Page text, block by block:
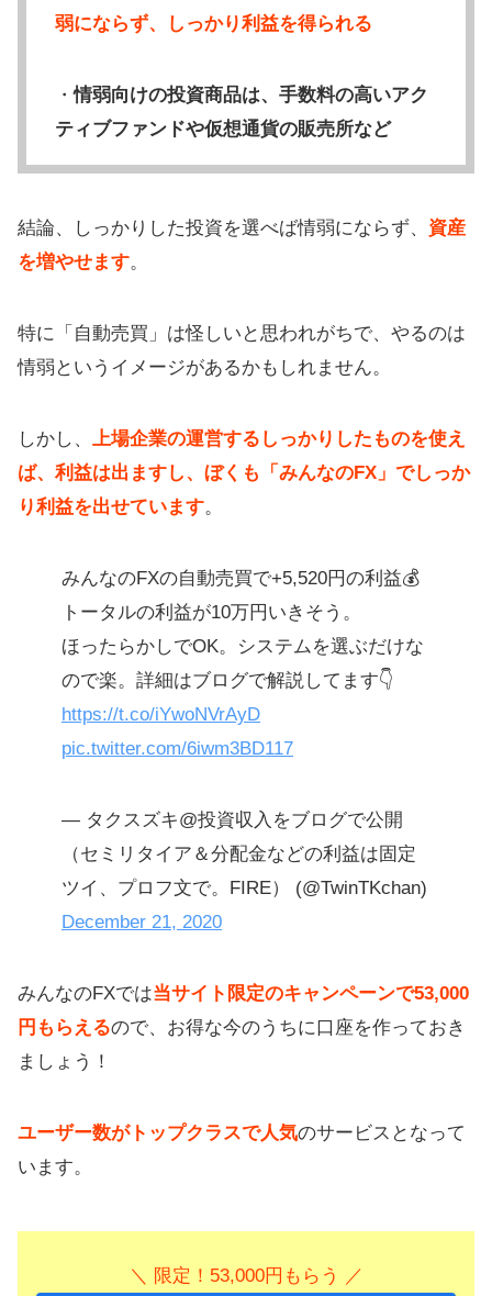
弱にならず、しっかり利益を得られる
・情弱向けの投資商品は、手数料の高いアク
ティブファンドや仮想通貨の販売所など
結論、しっかりした投資を選べば情弱にならず、 資産
を増やせます。
特に「自動売買」は怪しいと思われがちで、やるのは
情弱というイメージがあるかもしれません。
しかし、 上場企業の運営するしっかりしたものを使え
ば、利益は出ますし、ぼくも「みんなのFX」でしっか
り利益を出せています。
みんなのFXの自動売買で+5,520円の利益💰
トータルの利益が10万円いきそう。
ほったらかしでOK。システムを選ぶだけな
ので楽。詳細はブログで解説してます👇
https://t.co/iYwoNVrAyD
pic.twitter.com/6iwm3BD117
— タクスズキ@投資収入をブログで公開
（セミリタイア＆分配金などの利益は固定
ツイ、プロフ文で。FIRE） (@TwinTKchan)
December 21, 2020
みんなのFXでは当サイト限定のキャンペーンで53,000
円もらえるので、お得な今のうちに口座を作っておき
ましょう！
ユーザー数がトップクラスで人気のサービスとなって
います。
＼ 限定！53,000円もらう ／